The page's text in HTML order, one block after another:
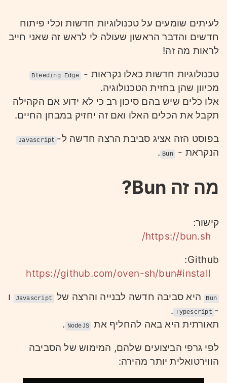
לעיתים שומעים על טכנולוגיות חדשות וכלי פיתוח
חדשים והדבר הראשון שעולה לי לראש זה שאני חייב
לראות מה זה!
טכנולוגיות חדשות כאלו נקראות - Bleeding Edge
מכיוון שהן בחזית הטכנולוגיה.
אלו כלים שיש בהם סיכון רב כי לא ידוע אם הקהילה
תקבל את הכלים האלו ואם זה יחזיק במבחן החיים.
בפוסט הזה אציג סביבת הרצה חדשה ל- Javascript
הנקראת - Bun
.
מה זה Bun?
קישור:
https://bun.sh/
Github:
https://github.com/oven-sh/bun#install
Bun היא סביבה חדשה לבנייה והרצה של Javascript
ו
-
Typescript
.
תאורתית היא באה להחליף את
NodeJS
.
לפי גרפי הביצועים שלהם, המימוש של הסביבה
הווירטואלית יותר מהירה: